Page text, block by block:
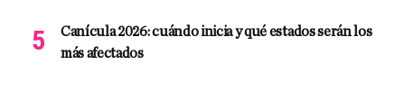
Canícula 2026: cuándo inicia y qué estados serán los
más afectados